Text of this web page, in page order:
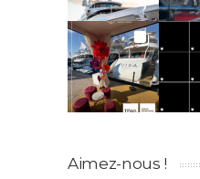
Aimez-nous !